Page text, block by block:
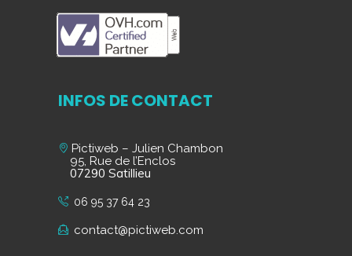
INFOS DE CONTACT
Pictiweb – Julien Chambon
95, Rue de l’Enclos
07290 Satillieu
06 95 37 64 23
contact@pictiweb.com